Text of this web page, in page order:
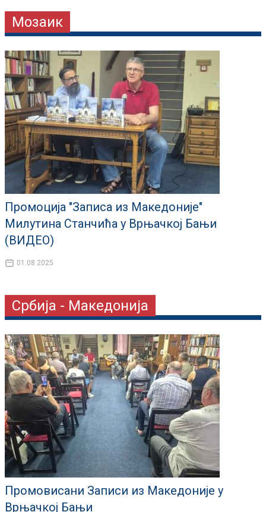
Мозаик
Промоција "Записа из Македоније"
Милутина Станчића у Врњачкој Бањи
(ВИДЕО)
01.08.2025
Србија - Македонија
Промовисани Записи из Македоније у
Врњачкој Бањи